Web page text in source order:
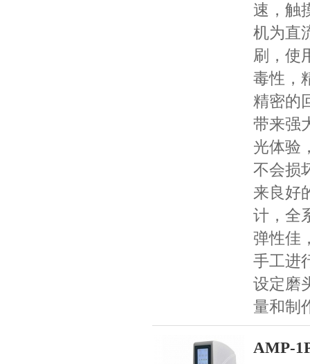
速，触
机为直
刷，使
毒性，
精密的
带来强
光体验
不会损
来良好
计，全
弹性佳
手工进
设定磨
量和制
AMP-